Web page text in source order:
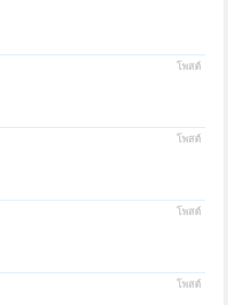
โพสต์
โพสต์
โพสต์
โพสต์